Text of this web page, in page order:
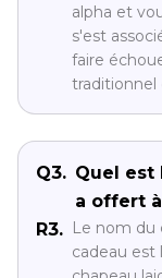
alpha et
s'est
faire
traditionnel
Q3. Quel est
a offert
R3.
Le nom du
cadeau est